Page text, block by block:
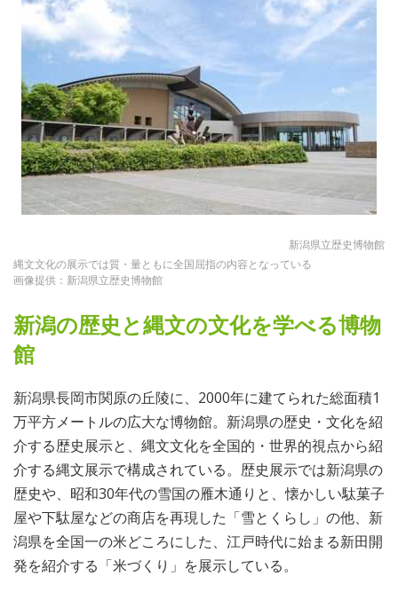
新潟県立歴史博物館
縄文文化の展示では質・量ともに全国屈指の内容となっている
画像提供：新潟県立歴史博物館
新潟の歴史と縄文の文化を学べる博物
館
新潟県長岡市関原の丘陵に、2000年に建てられた総面積1
万平方メートルの広大な博物館。新潟県の歴史・文化を紹
介する歴史展示と、縄文文化を全国的・世界的視点から紹
介する縄文展示で構成されている。歴史展示では新潟県の
歴史や、昭和30年代の雪国の雁木通りと、懐かしい駄菓子
屋や下駄屋などの商店を再現した「雪とくらし」の他、新
潟県を全国一の米どころにした、江戸時代に始まる新田開
発を紹介する「米づくり」を展示している。